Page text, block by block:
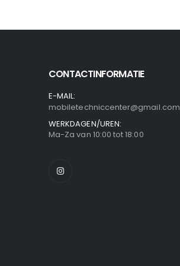
CONTACTINFORMATIE
E-MAIL:
mobiletechniccenter@gmail.com
WERKDAGEN/UREN:
Ma-Za van 10:00 tot 18:00